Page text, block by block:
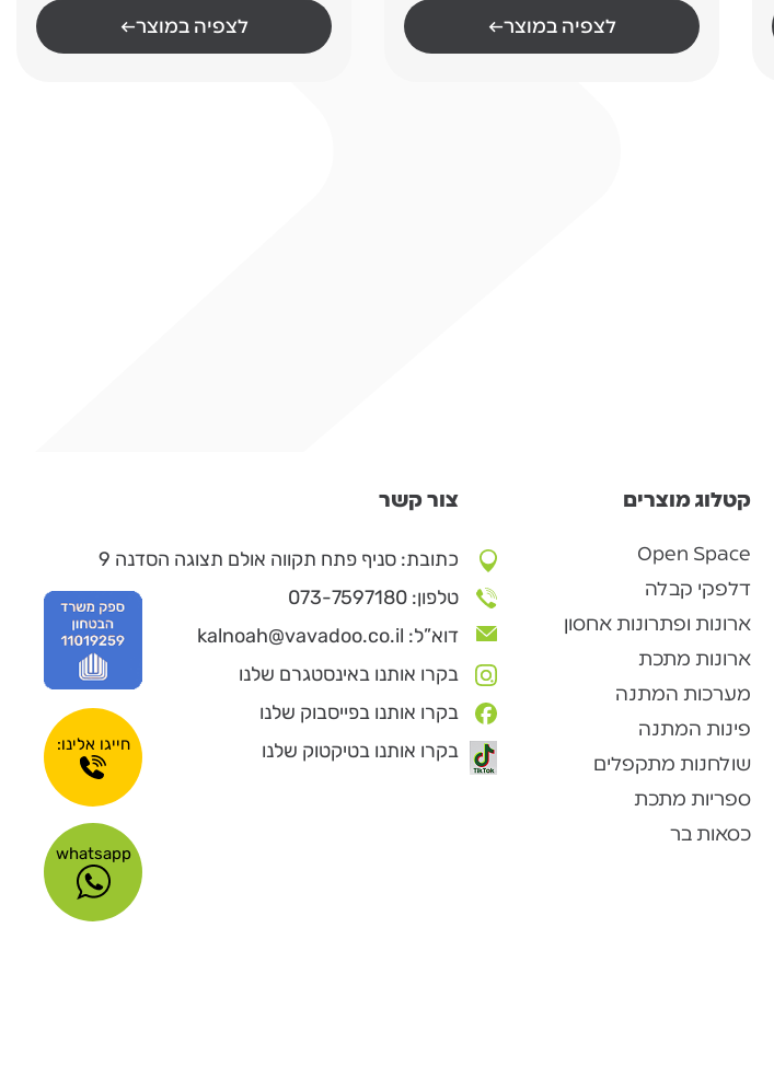
←לצפיה במוצר ←לצפיה במוצר
חייגו אלינו:
whatsapp
קטלוג מוצרים
Open Space
דלפקי קבלה
ארונות ופתרונות אחסון
ארונות מתכת
מערכות המתנה
פינות המתנה
שולחנות מתקפלים
ספריות מתכת
כסאות בר
צור קשר
כתובת: סניף פתח תקווה אולם תצוגה הסדנה 9
טלפון: 073-7597180
דוא”ל: kalnoah@vavadoo.co.il
בקרו אותנו באינסטגרם שלנו
בקרו אותנו בפייסבוק שלנו
בקרו אותנו בטיקטוק שלנו